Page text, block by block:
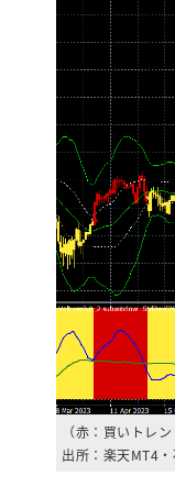
（赤：買いトレ
出所：楽天MT4